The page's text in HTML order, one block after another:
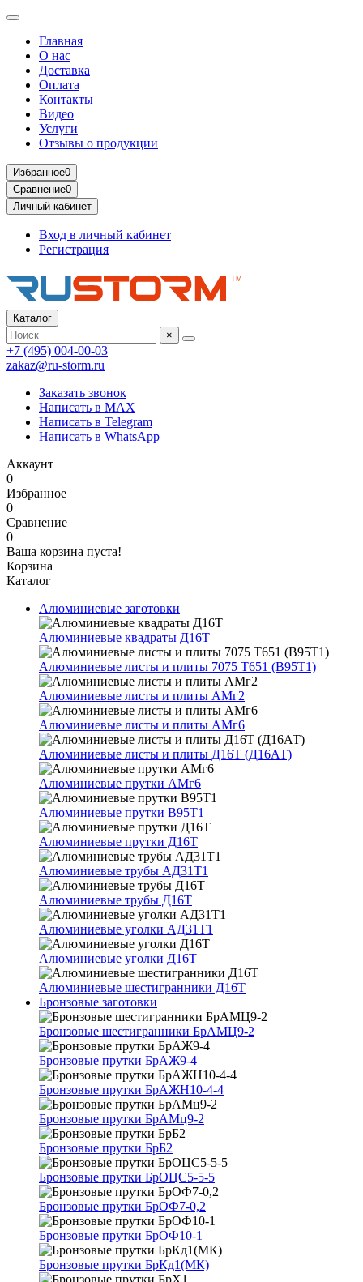
Главная
О нас
Доставка
Оплата
Контакты
Видео
Услуги
Отзывы о продукции
Избранное0
Сравнение0
Личный кабинет
Вход в личный кабинет
Регистрация
Каталог
×
+7 (495) 004-00-03
zakaz@ru-storm.ru
Заказать звонок
Написать в MAX
Написать в Telegram
Написать в WhatsApp
Аккаунт
0
Избранное
0
Сравнение
0
Ваша корзина пуста!
Корзина
Каталог
Алюминиевые заготовки
Алюминиевые квадраты Д16Т
Алюминиевые листы и плиты 7075 Т651 (В95Т1)
Алюминиевые листы и плиты АМг2
Алюминиевые листы и плиты АМг6
Алюминиевые листы и плиты Д16Т (Д16АТ)
Алюминиевые прутки АМг6
Алюминиевые прутки В95Т1
Алюминиевые прутки Д16Т
Алюминиевые трубы АД31Т1
Алюминиевые трубы Д16Т
Алюминиевые уголки АД31Т1
Алюминиевые уголки Д16Т
Алюминиевые шестигранники Д16Т
Бронзовые заготовки
Бронзовые шестигранники БрАМЦ9-2
Бронзовые прутки БрАЖ9-4
Бронзовые прутки БрАЖН10-4-4
Бронзовые прутки БрАМц9-2
Бронзовые прутки БрБ2
Бронзовые прутки БрОЦС5-5-5
Бронзовые прутки БрОФ7-0,2
Бронзовые прутки БрОФ10-1
Бронзовые прутки БрКд1(МК)